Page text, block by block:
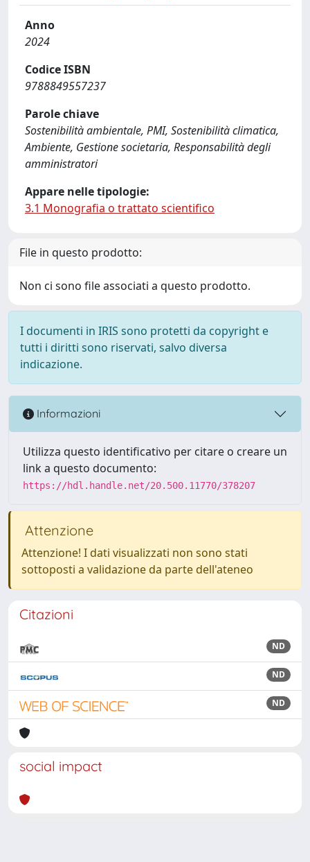
Anno
2024
Codice ISBN
9788849557237
Parole chiave
Sostenibilità ambientale, PMI, Sostenibilità climatica,
Ambiente, Gestione societaria, Responsabilità degli
amministratori
Appare nelle tipologie:
3.1 Monografia o trattato scientifico
File in questo prodotto:
Non ci sono file associati a questo prodotto.
I documenti in IRIS sono protetti da copyright e
tutti i diritti sono riservati, salvo diversa
indicazione.
Informazioni
Utilizza questo identificativo per citare o creare un
link a questo documento:
https://hdl.handle.net/20.500.11770/378207
Attenzione
Attenzione! I dati visualizzati non sono stati
sottoposti a validazione da parte dell'ateneo
Citazioni
ND
ND
ND
social impact